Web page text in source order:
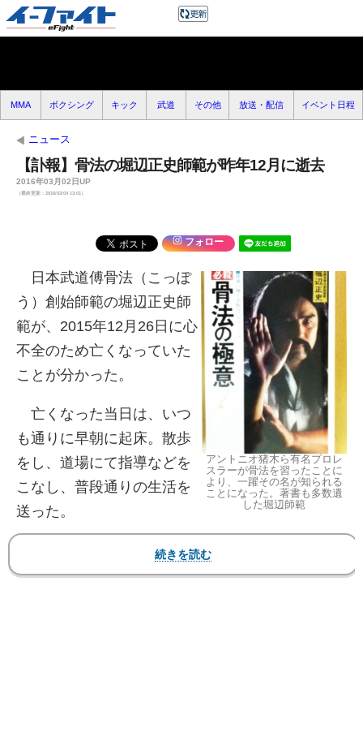
MMA ボクシング キック 武道 その他 放送・配信 イベント日程
ニュース
【訃報】骨法の堀辺正史師範が昨年12月に逝去
2016年03月02日UP
（最終更新：2016/03/04 13:01）
フォロー
アントニオ猪木ら有名プロレ
スラーが骨法を習ったことに
より、一躍その名が知られる
ことになった。著書も多数遺
した堀辺師範
日本武道傅骨法（こっぽ
う）創始師範の堀辺正史師
範が、2015年12月26日に心
不全のため亡くなっていた
ことが分かった。
亡くなった当日は、いつ
も通りに早朝に起床。散歩
をし、道場にて指導などを
こなし、普段通りの生活を
送った。